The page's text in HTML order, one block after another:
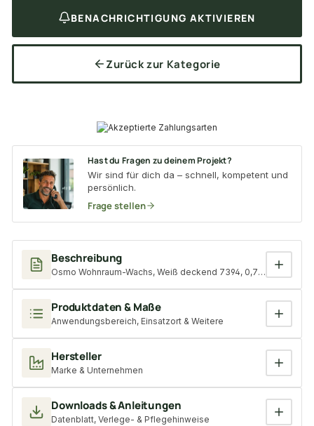
Beschreibung
Osmo Wohnraum-Wachs, Weiß deckend 7394, 0,75 L
Produktdaten & Maße
Anwendungsbereich, Einsatzort & Weitere
Hersteller
Marke & Unternehmen
Downloads & Anleitungen
Datenblatt, Verlege- & Pflegehinweise
BENACHRICHTIGUNG AKTIVIEREN
Zurück zur Kategorie
Hast du Fragen zu deinem Projekt?
Wir sind für dich da – schnell, kompetent und
persönlich.
Frage stellen